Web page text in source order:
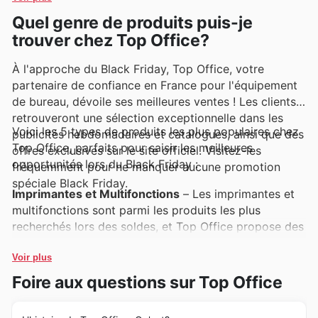
Quel genre de produits puis-je
trouver chez Top Office?
À l'approche du Black Friday, Top Office, votre
partenaire de confiance en France pour l'équipement
de bureau, dévoile ses meilleures ventes ! Les clients
retrouveront une sélection exceptionnelle dans les
publicités hebdomadaires et catalogues, ainsi que des
offres exclusives sur le site officiel. Visitez-les
fréquemment pour ne manquer aucune promotion
spéciale Black Friday.
Voici les 5 types de produits les plus populaires chez
Top Office, parfaits pour saisir les meilleures
opportunités lors du Black Friday :
Imprimantes et Multifonctions – Les imprimantes et
multifonctions sont parmi les produits les plus
recherchés lors des soldes, et Top Office propose des
du Black Friday. Profitez de leurs offres pour équiper
votre espace de travail avec des solutions
d'impression performantes à prix réduit.
Voir plus
Foire aux questions sur Top Office